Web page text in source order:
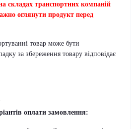
складах транспортних компаній
оглянути продукт перед
товар може бути
за збереження товару відповідає
оплати замовлення: